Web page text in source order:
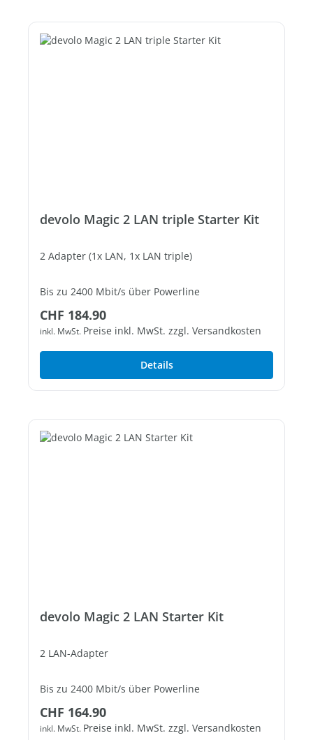
devolo Magic 2 LAN triple Starter Kit
2 Adapter (1x LAN, 1x LAN triple)
Bis zu 2400 Mbit/s über Powerline
3 freie Gigabit-LAN-Ports
Regulärer Preis:
CHF 184.90
inkl. MwSt. Preise inkl. MwSt. zzgl. Versandkosten
Details
devolo Magic 2 LAN Starter Kit
2 LAN-Adapter
Bis zu 2400 Mbit/s über Powerline
1 freier Gigabit-LAN-Port
Regulärer Preis:
CHF 164.90
inkl. MwSt. Preise inkl. MwSt. zzgl. Versandkosten